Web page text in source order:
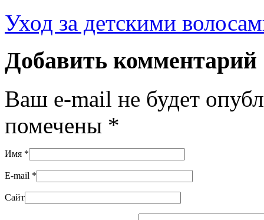
Уход за детскими
Добавить комментарий
Ваш e-mail не будет
помечены *
Имя *
E-mail *
Сайт